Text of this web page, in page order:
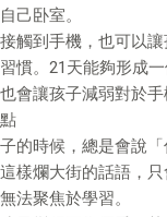
己卧室。
觸到手機，也可以
慣。21天能夠形成一
會讓孩子減弱對於手
的時候，總是會說
樣爛大街的話語，
法聚焦於學習。